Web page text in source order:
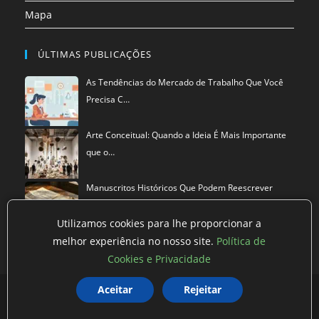
Mapa
ÚLTIMAS PUBLICAÇÕES
As Tendências do Mercado de Trabalho Que Você
Precisa C…
Arte Conceitual: Quando a Ideia É Mais Importante
que o…
Manuscritos Históricos Que Podem Reescrever
Política de privacidade Termos de Uso Exclusão de Dados
Utilizamos cookies para lhe proporcionar a
melhor experiência no nosso site. Política de
Cookies e Privacidade
Aceitar Rejeitar